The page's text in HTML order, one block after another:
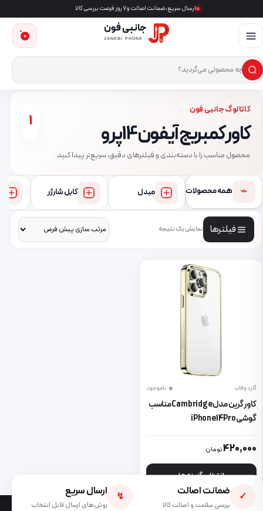
ارسال سریع، ضمانت اصالت و ۷ روز فرصت بررسی کالا
جانبی فون
JANEBI PHONE
جست‌وجوی محصول
×
0
کاتالوگ جانبی فون
کاور کمبریج آیفون 14 پرو
محصول مناسب را با دسته‌بندی و فیلترهای دقیق، سریع‌تر پیدا کنید.
1
⌁ همه محصولات مبدل کابل شارژر
فیلترها نمایش یک نتیجه
گارد و قاب ناموجود
کاور گرین مدل Cambridge مناسب
گوشی iPhone14Pro
420,000تومان
انتخاب گزینه ها
این محصول دارای انواع مختلفی می باشد. گزینه ها ممکن است در
✓ ضمانت اصالت
بررسی سلامت و اصالت کالا
↯ ارسال سریع
روش‌های ارسال قابل انتخاب